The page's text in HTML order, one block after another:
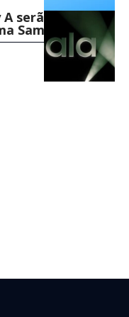
serão lançados
Samsung